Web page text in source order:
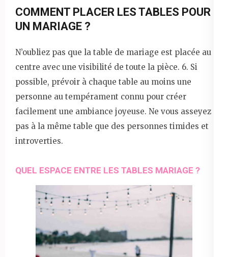
COMMENT PLACER LES TABLES POUR
UN MARIAGE ?
N’oubliez pas que la table de mariage est placée au
centre avec une visibilité de toute la pièce. 6. Si
possible, prévoir à chaque table au moins une
personne au tempérament connu pour créer
facilement une ambiance joyeuse. Ne vous asseyez
pas à la même table que des personnes timides et
introverties.
QUEL ESPACE ENTRE LES TABLES MARIAGE ?